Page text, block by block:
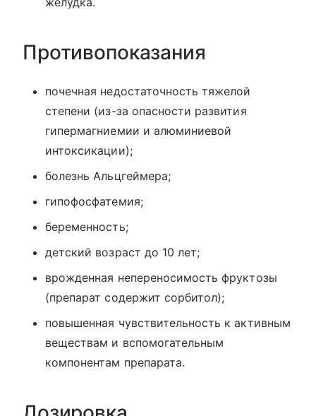
Противопоказания
почечная недостаточность тяжелой
степени (из-за опасности развития
гипермагниемии и алюминиевой
интоксикации);
болезнь Альцгеймера;
гипофосфатемия;
беременность;
детский возраст до 10 лет;
врожденная непереносимость фруктозы
(препарат содержит сорбитол);
повышенная чувствительность к активным
веществам и вспомогательным
компонентам препарата.